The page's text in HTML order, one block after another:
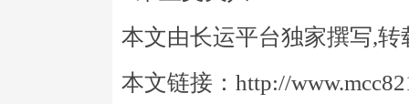
本文由长运平台独家撰写,转
本文链接：http://